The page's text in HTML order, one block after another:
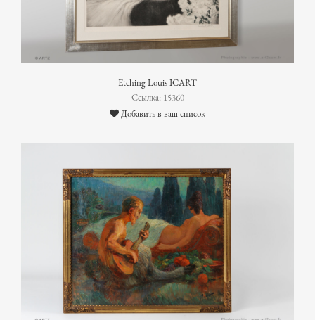
Etching Louis ICART
Ссылка: 15360
Добавить в ваш список